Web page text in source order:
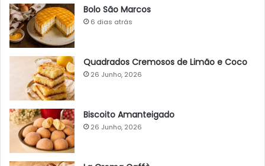
Bolo São Marcos
6 dias atrás
Quadrados Cremosos de Limão e Coco
26 Junho, 2026
Biscoito Amanteigado
26 Junho, 2026